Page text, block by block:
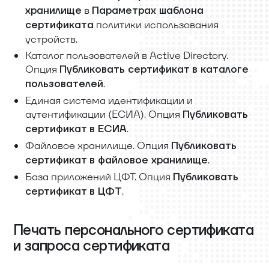
хранилище в Параметрах шаблона
сертификата политики использования
устройств.
Каталог пользователей в Active Directory.
Опция Публиковать сертификат в каталоге
пользователей.
Единая система идентификации и
аутентификации (ЕСИА). Опция Публиковать
сертификат в ЕСИА.
Файловое хранилище. Опция Публиковать
сертификат в файловое хранилище.
База приложений ЦФТ. Опция Публиковать
сертификат в ЦФТ.
Печать персонального сертификата
и запроса сертификата